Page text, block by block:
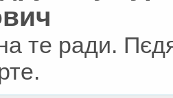
те ради.